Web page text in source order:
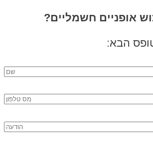
אופניים חשמליים?
הבא: